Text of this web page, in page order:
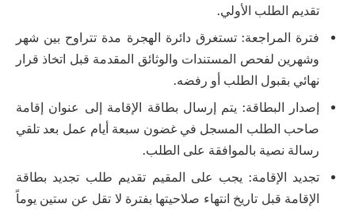
تقديم الطلب الأولي.
فترة المراجعة: تستغرق دائرة الهجرة مدة تتراوح بين شهر
وشهرين لفحص المستندات والوثائق المقدمة قبل اتخاذ قرار
نهائي بقبول الطلب أو رفضه.
إصدار البطاقة: يتم إرسال بطاقة الإقامة إلى عنوان إقامة
صاحب الطلب المسجل في غضون سبعة أيام عمل بعد تلقي
رسالة نصية بالموافقة على الطلب.
تجديد الإقامة: يجب على المقيم تقديم طلب تجديد بطاقة
الإقامة قبل تاريخ انتهاء صلاحيتها بفترة لا تقل عن ستين يوماً